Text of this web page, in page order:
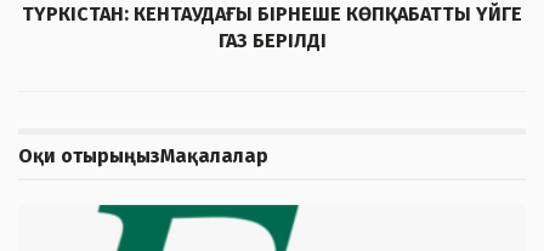
ТҮРКІСТАН: КЕНТАУДАҒЫ БІРНЕШЕ КӨПҚАБАТТЫ ҮЙГЕ
ГАЗ БЕРІЛДІ
Оқи отырыңызМақалалар